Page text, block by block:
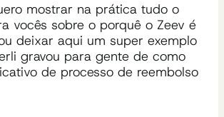
mostrar na prática tudo o
vocês sobre o porquê o Zeev é
deixar aqui um super exemplo
gravou para gente de como
de processo de reembolso